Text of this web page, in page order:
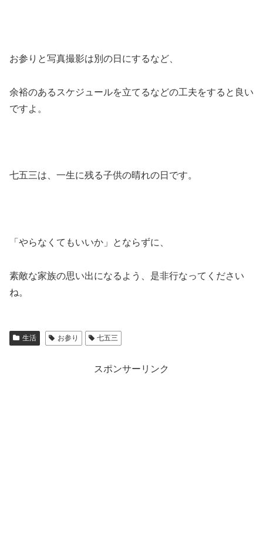
お参りと写真撮影は別の日にするなど、
余裕のあるスケジュールを立てるなどの工夫をすると良い
ですよ。
七五三は、一生に残る子供の晴れの日です。
「やらなくてもいいか」とならずに、
素敵な家族の思い出になるよう、是非行なってください
ね。
生活 お参り 七五三
スポンサーリンク